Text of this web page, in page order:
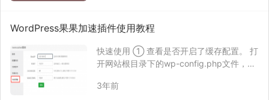
WordPress果果加速插件使用教程
快速使用 ① 查看是否开启了缓存配置。 打
开网站根目录下的wp-config.php文件，查
置。 然后在wp-config.php文件中添加以下
3年前